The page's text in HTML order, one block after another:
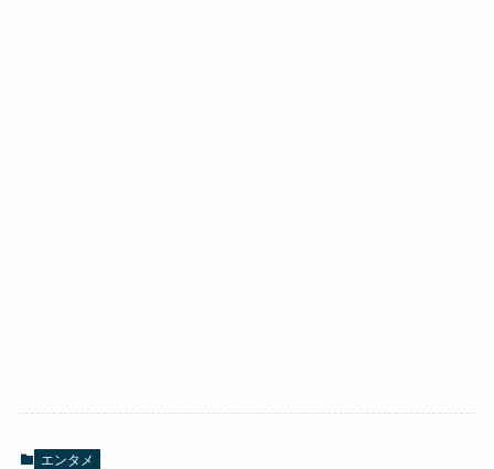
エンタメ